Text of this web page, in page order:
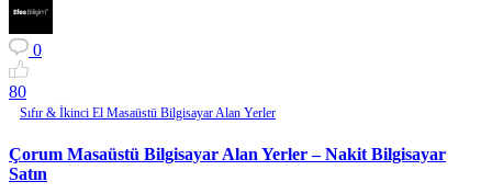
0
80
Sıfır & İkinci El Masaüstü Bilgisayar Alan Yerler
Çorum Masaüstü Bilgisayar Alan Yerler – Nakit Bilgisayar
Satın